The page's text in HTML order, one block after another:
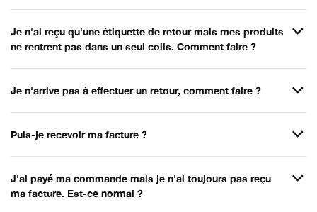
Je n'ai reçu qu'une étiquette de retour mais mes produits
ne rentrent pas dans un seul colis. Comment faire ?
Je n'arrive pas à effectuer un retour, comment faire ?
Puis-je recevoir ma facture ?
J'ai payé ma commande mais je n'ai toujours pas reçu
ma facture. Est-ce normal ?